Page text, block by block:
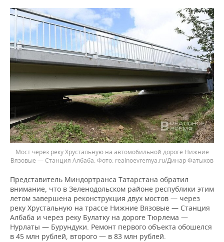
Мост через реку Хрустальную на автомобильной дороге Нижние
Вязовые — Станция Албаба.
realnoevremya.ru/Динар Фатыхов
Представитель Миндортранса Татарстана обратил
внимание, что в Зеленодольском районе республики этим
летом завершена реконструкция двух мостов — через
реку Хрустальную на трассе Нижние Вязовые — Станция
Албаба и через реку Булатку на дороге Тюрлема —
Нурлаты — Бурундуки. Ремонт первого объекта обошелся
в 45 млн рублей, второго — в 83 млн рублей.